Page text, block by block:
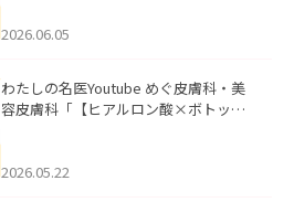
2026.06.05
わたしの名医Youtube めぐ皮膚科・美
容皮膚科「【ヒアルロン酸×ボトック
た。
2026.05.22